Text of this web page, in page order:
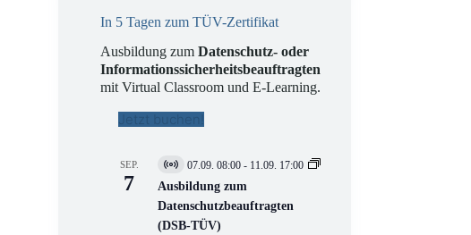
In 5 Tagen zum TÜV-Zertifikat
Ausbildung zumDatenschutz- oder
Informationssicherheitsbeauftragten
mit Virtual Classroom und E-Learning.
Jetzt buchen!
SEP.
7
V
i
t
u
07.09. 08:00 - 11.09. 17:00
Ausbildung zum
Datenschutzbeauftragten
(DSB-TÜV)